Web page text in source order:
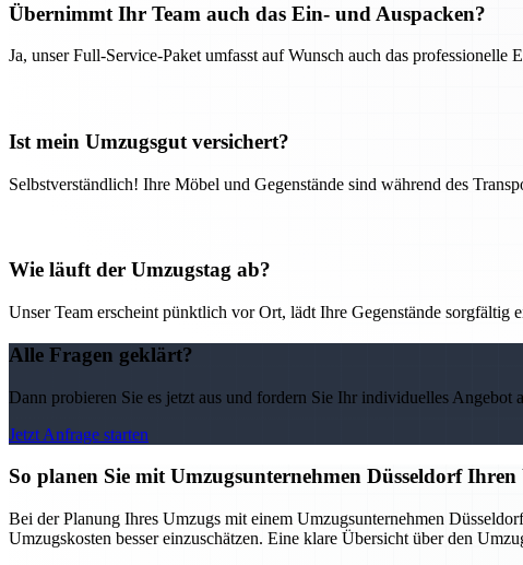
Übernimmt Ihr Team auch das Ein- und Auspacken?
Ja, unser Full-Service-Paket umfasst auf Wunsch auch das professionelle
Ist mein Umzugsgut versichert?
Selbstverständlich! Ihre Möbel und Gegenstände sind während des
Wie läuft der Umzugstag ab?
Unser Team erscheint pünktlich vor Ort, lädt Ihre Gegenstände
Alle Fragen geklärt?
Dann probieren Sie es jetzt aus und fordern Sie Ihr individuelles Angebot
Jetzt Anfrage starten
So planen Sie mit Umzugsunternehmen Düsseldorf
Bei der Planung Ihres Umzugs mit einem Umzugsunternehmen
Umzugskosten besser einzuschätzen. Eine klare Übersicht über den